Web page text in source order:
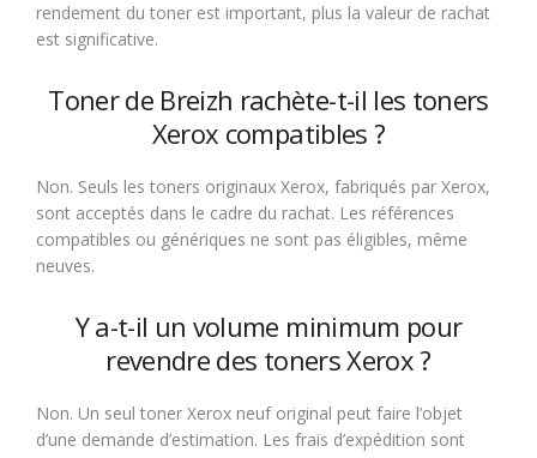
rendement du toner est important, plus la valeur de rachat
est significative.
Toner de Breizh rachète-t-il les toners
Xerox compatibles ?
Non. Seuls les toners originaux Xerox, fabriqués par Xerox,
sont acceptés dans le cadre du rachat. Les références
compatibles ou génériques ne sont pas éligibles, même
neuves.
Y a-t-il un volume minimum pour
revendre des toners Xerox ?
Non. Un seul toner Xerox neuf original peut faire l’objet
d’une demande d’estimation. Les frais d’expédition sont